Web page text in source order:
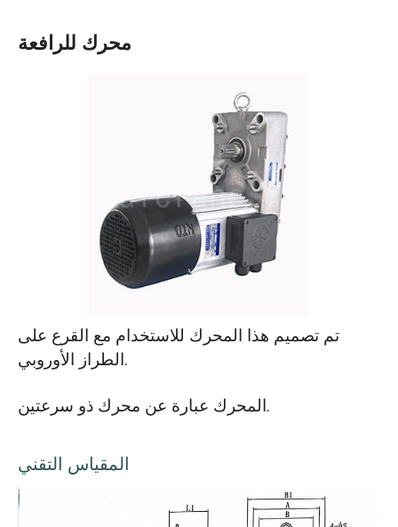
محرك للرافعة
تم تصميم هذا المحرك للاستخدام مع القرع على
الطراز الأوروبي.
المحرك عبارة عن محرك ذو سرعتين.
المقياس التقني